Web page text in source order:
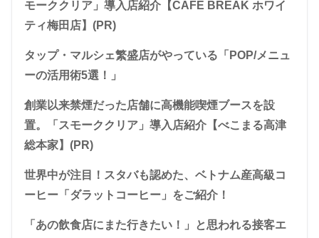
モーククリア」導入店紹介【CAFE BREAK ホワイ
ティ梅田店】(PR)
タップ・マルシェ繁盛店がやっている「POP/メニュ
ーの活用術5選！」
創業以来禁煙だった店舗に高機能喫煙ブースを設
置。「スモーククリア」導入店紹介【べこまる高津
総本家】(PR)
世界中が注目！スタバも認めた、ベトナム産高級コ
ーヒー「ダラットコーヒー」をご紹介！
「あの飲食店にまた行きたい！」と思われる接客エ